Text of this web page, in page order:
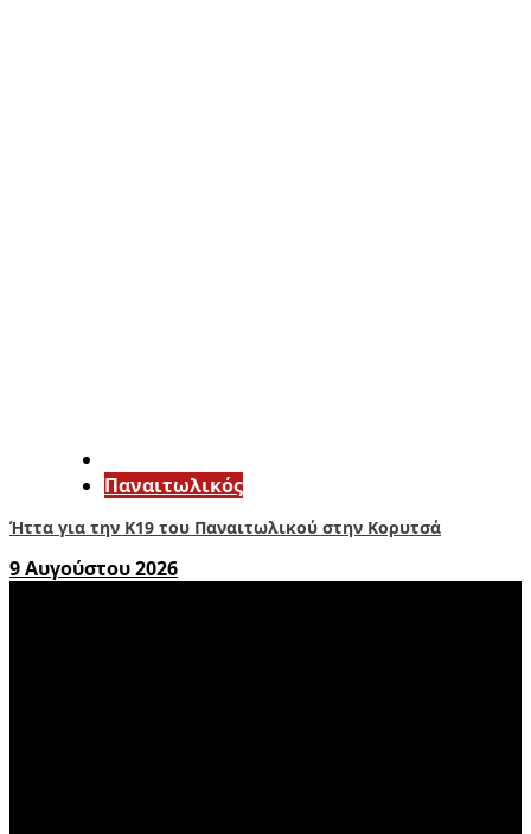
Παναιτωλικός
Ήττα για την Κ19 του Παναιτωλικού στην Κορυτσά
9 Αυγούστου 2026